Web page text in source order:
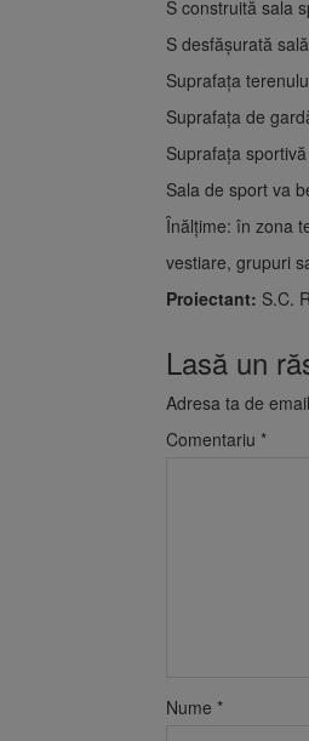
S construită sala
S desfășurată
Suprafața
Suprafața de
Suprafața
Sala de sport va
Înălțime: în zona
vestiare, grupuri
Proiectant: S.C.
Lasă un
Adresa ta de
Comentariu *
Nume *